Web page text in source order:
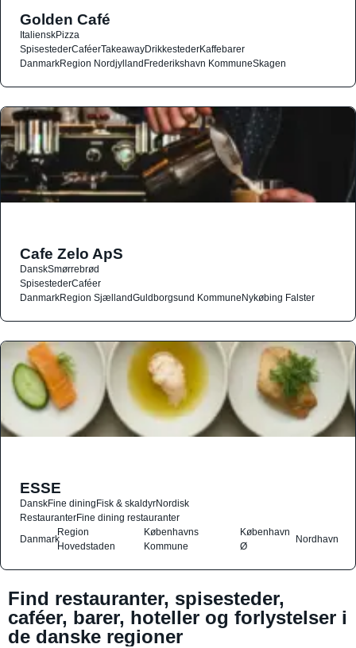
Golden Café
ItalienskPizza
SpisestederCaféerTakeawayDrikkestederKaffebarer
DanmarkRegion NordjyllandFrederikshavn KommuneSkagen
Cafe Zelo ApS
DanskSmørrebrød
SpisestederCaféer
DanmarkRegion SjællandGuldborgsund KommuneNykøbing Falster
ESSE
DanskFine diningFisk & skaldyrNordisk
RestauranterFine dining restauranter
Danmark
Region
Hovedstaden
Københavns
Kommune
København
Ø
Nordhavn
Find restauranter, spisesteder,
caféer, barer, hoteller og forlystelser i
de danske regioner